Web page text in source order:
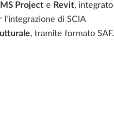
MS Project e Revit, integrato
l'integrazione di SCIA
, tramite formato SAF.